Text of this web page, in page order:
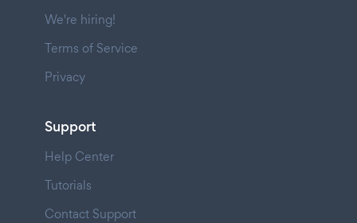
We're hiring!
Terms of Service
Privacy
Support
Help Center
Tutorials
Contact Support